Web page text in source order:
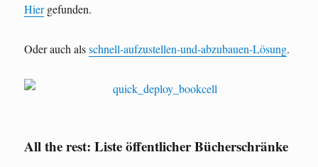
Hiergefunden.
Oder auch alsschnell-aufzustellen-und-abzubauen-Lösung.
All the rest: Liste öffentlicher Bücherschränke